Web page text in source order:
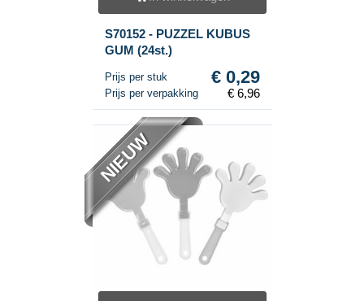
S70152 - PUZZEL KUBUS
GUM (24st.)
Prijs per stuk € 0,29
Prijs per verpakking € 6,96
NIEUW